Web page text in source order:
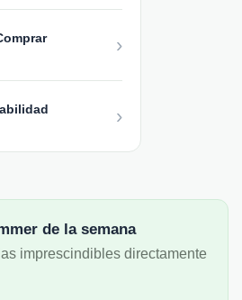
›
›
de la semana
imprescindibles directamente